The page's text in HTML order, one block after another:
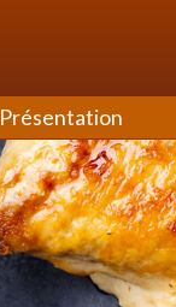
Présentation